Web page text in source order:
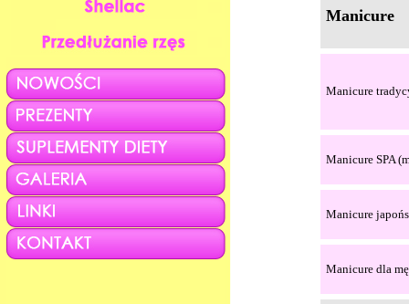
Manicure
Manicure
Manicure SPA
Manicure
Manicure dla